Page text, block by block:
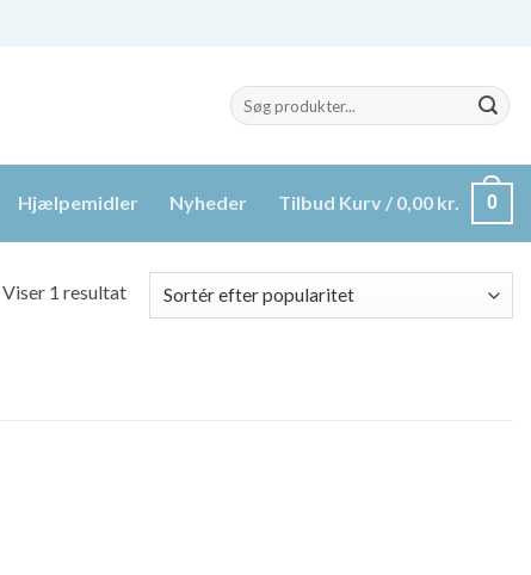
Søg
efter:
Hjælpemidler Nyheder Tilbud Kurv / 0,00 kr. 0
Viser 1 resultat